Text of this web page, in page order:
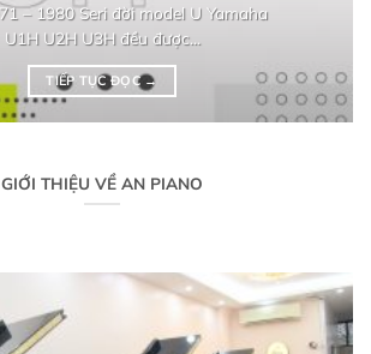
– 1980 Seri đời model U Yamaha
U1H U2H U3H đều được...
TIẾP TỤC ĐỌC→
GIỚI THIỆU VỀ AN PIANO